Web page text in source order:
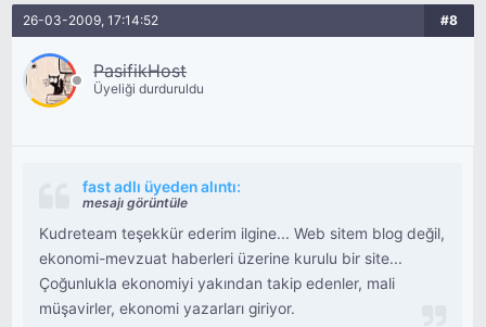
26-03-2009, 17:14:52 #8
PasifikHost
Üyeliği durduruldu
fast adlı üyeden alıntı:
mesajı görüntüle
Kudreteam teşekkür ederim ilgine... Web sitem blog değil,
ekonomi-mevzuat haberleri üzerine kurulu bir site...
Çoğunlukla ekonomiyi yakından takip edenler, mali
müşavirler, ekonomi yazarları giriyor.